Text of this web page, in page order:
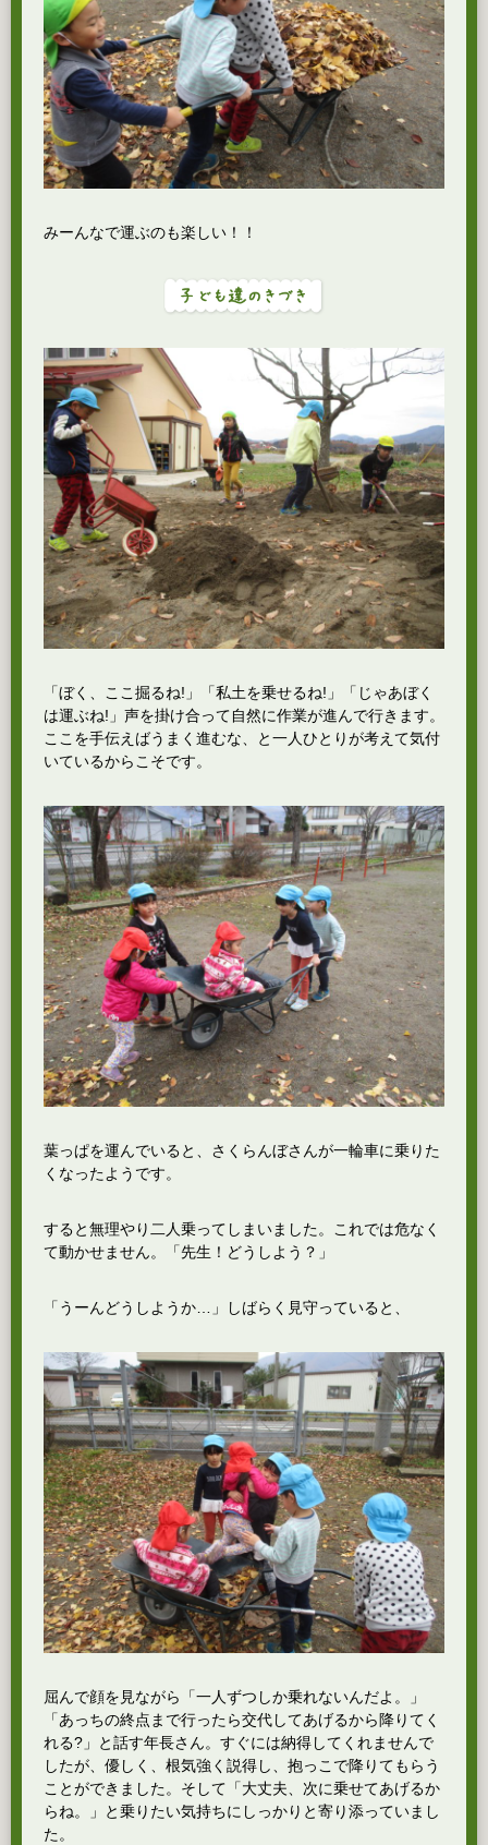
みーんなで運ぶのも楽しい！！
「ぼく、ここ掘るね!」「私土を乗せるね!」「じゃあぼく
は運ぶね!」声を掛け合って自然に作業が進んで行きます。
ここを手伝えばうまく進むな、と一人ひとりが考えて気付
いているからこそです。
葉っぱを運んでいると、さくらんぼさんが一輪車に乗りた
くなったようです。
すると無理やり二人乗ってしまいました。これでは危なく
て動かせません。「先生！どうしよう？」
「うーんどうしようか…」しばらく見守っていると、
屈んで顔を見ながら「一人ずつしか乗れないんだよ。」
「あっちの終点まで行ったら交代してあげるから降りてく
れる?」と話す年長さん。すぐには納得してくれませんで
したが、優しく、根気強く説得し、抱っこで降りてもらう
ことができました。そして「大丈夫、次に乗せてあげるか
らね。」と乗りたい気持ちにしっかりと寄り添っていまし
た。